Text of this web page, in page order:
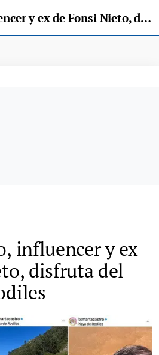
Marta Castro, influencer y ex de Fonsi Nieto, disfruta del verano en Rodiles
influencer y ex
disfruta del